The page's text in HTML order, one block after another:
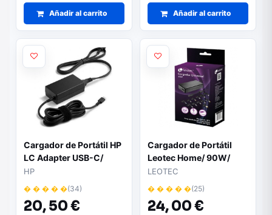
Añadir al carrito Añadir al carrito
Cargador de Portátil HP
LC Adapter USB-C/
65W/ Automático
HP
� � � � �(34)
20,50 €
Cargador de Portátil
Leotec Home/ 90W/
Automático/ 12
Conectores/ Voltaje 15-
20V
LEOTEC
� � � � �(25)
24,00 €